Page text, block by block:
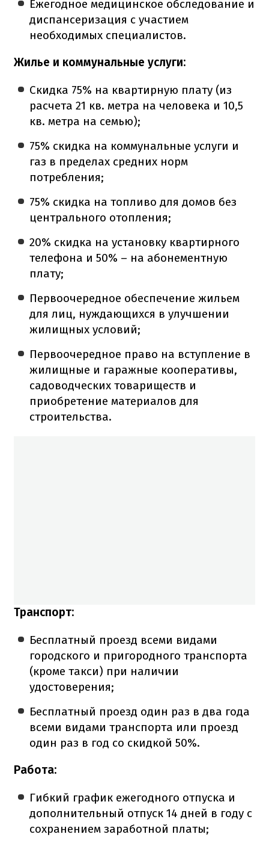
Ежегодное медицинское обследование и
диспансеризация с участием
необходимых специалистов.
Жилье и коммунальные услуги:
Скидка 75% на квартирную плату (из
расчета 21 кв. метра на человека и 10,5
кв. метра на семью);
75% скидка на коммунальные услуги и
газ в пределах средних норм
потребления;
75% скидка на топливо для домов без
центрального отопления;
20% скидка на установку квартирного
телефона и 50% – на абонементную
плату;
Первоочередное обеспечение жильем
для лиц, нуждающихся в улучшении
жилищных условий;
Первоочередное право на вступление в
жилищные и гаражные кооперативы,
садоводческих товариществ и
приобретение материалов для
строительства.
Транспорт:
Бесплатный проезд всеми видами
городского и пригородного транспорта
(кроме такси) при наличии
удостоверения;
Бесплатный проезд один раз в два года
всеми видами транспорта или проезд
один раз в год со скидкой 50%.
Работа:
Гибкий график ежегодного отпуска и
дополнительный отпуск 14 дней в году с
сохранением заработной платы;